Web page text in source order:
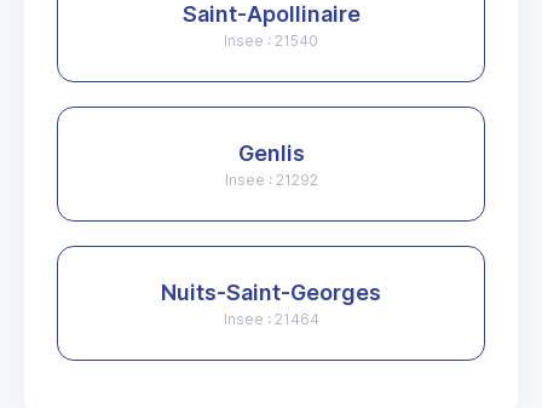
Saint-Apollinaire
Insee : 21540
Genlis
Insee : 21292
Nuits-Saint-Georges
Insee : 21464